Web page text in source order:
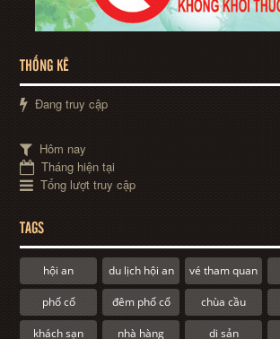
THỐNG KÊ
Đang truy cập
Hôm nay
Tháng hiện tại
Tổng lượt truy cập
TAGS
hội an du lịch hội an vé tham quan
phố cổ đêm phố cổ chùa cầu
khách sạn nhà hàng di sản